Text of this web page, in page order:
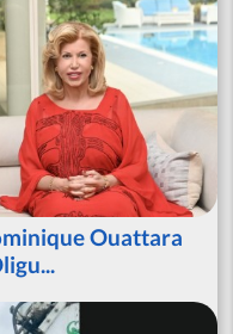
Ouattara